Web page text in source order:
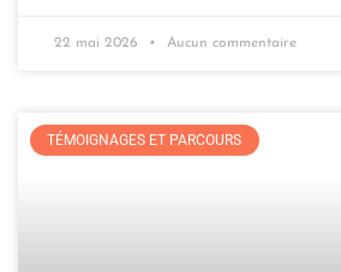
22 mai 2026 Aucun commentaire
TÉMOIGNAGES ET PARCOURS